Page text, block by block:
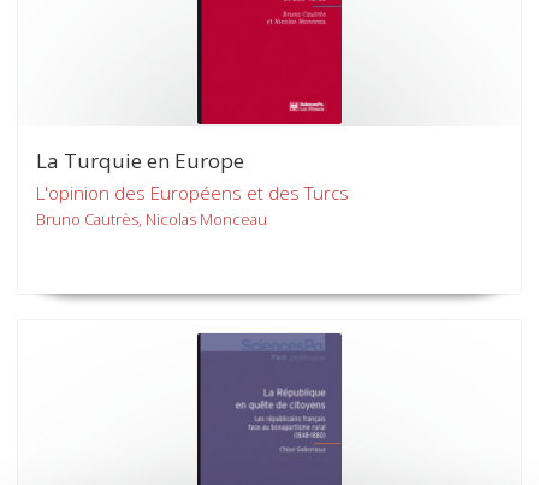
La Turquie en Europe
L'opinion des Européens et des Turcs
Bruno Cautrès, Nicolas Monceau